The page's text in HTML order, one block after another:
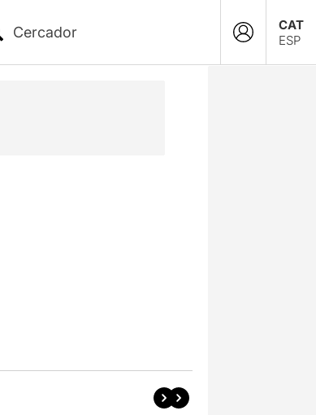
CAT
ESP